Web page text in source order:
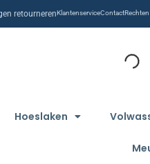
retournerenKlantenserviceContactRechten
Hoeslaken